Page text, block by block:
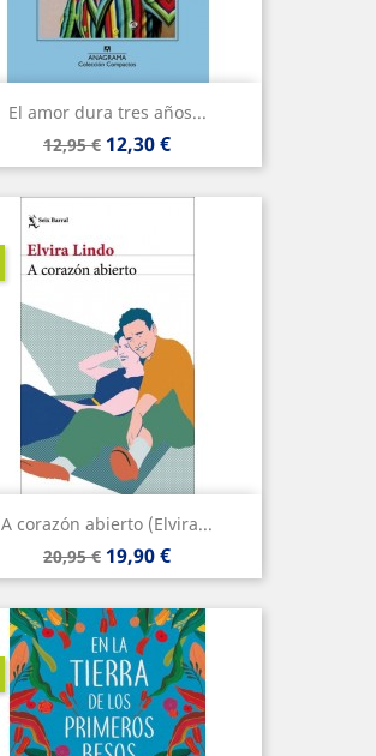
El amor dura tres años...
Precio
base
12,95 € Precio
12,30 €
A corazón abierto (Elvira...
Precio
base
20,95 € Precio
19,90 €